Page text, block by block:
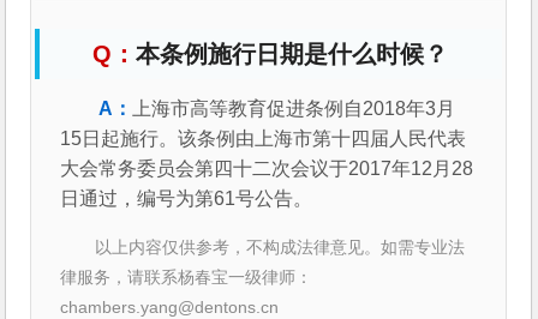
本条例施行日期是什么时候？
上海市高等教育促进条例自2018年3月
15日起施行。该条例由上海市第十四届人民代表
大会常务委员会第四十二次会议于2017年12月28
日通过，编号为第61号公告。
以上内容仅供参考，不构成法律意见。如需专业法
律服务，请联系杨春宝一级律师：
chambers.yang@dentons.cn